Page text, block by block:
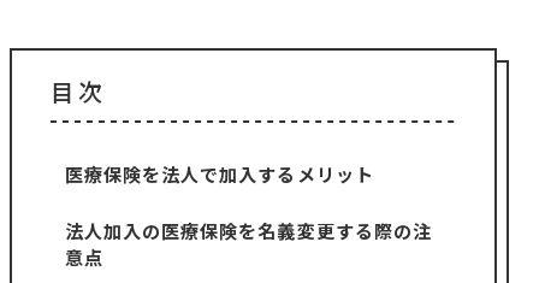
目次
医療保険を法人で加入するメリット
法人加入の医療保険を名義変更する際の注
意点